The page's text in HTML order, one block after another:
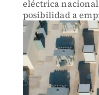
eléctrica
posibilidad a